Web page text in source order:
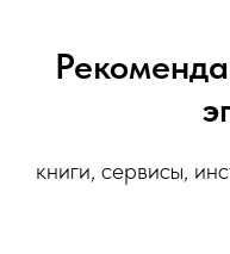
книги, сервисы,